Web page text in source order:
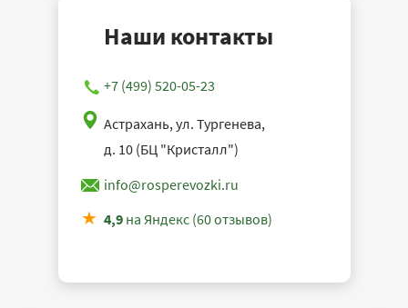
Наши контакты
+7 (499) 520-05-23
Астрахань, ул. Тургенева,
д. 10 (БЦ "Кристалл")
info@rosperevozki.ru
4,9на Яндекс (60 отзывов)